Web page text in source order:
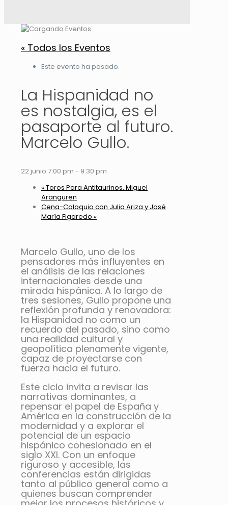
« Todos los Eventos
Este evento ha pasado.
La Hispanidad no
es nostalgia, es el
pasaporte al futuro.
Marcelo Gullo.
22 junio 7:00 pm - 9:30 pm
« Toros Para Antitaurinos. Miguel
Aranguren
Cena-Coloquio con Julio Ariza y José
María Figaredo »
Marcelo Gullo, uno de los
pensadores más influyentes en
el análisis de las relaciones
internacionales desde una
mirada hispánica. A lo largo de
tres sesiones, Gullo propone una
reflexión profunda y renovadora:
la Hispanidad no como un
recuerdo del pasado, sino como
una realidad cultural y
geopolítica plenamente vigente,
capaz de proyectarse con
fuerza hacia el futuro.
Este ciclo invita a revisar las
narrativas dominantes, a
repensar el papel de España y
América en la construcción de la
modernidad y a explorar el
potencial de un espacio
hispánico cohesionado en el
siglo XXI. Con un enfoque
riguroso y accesible, las
conferencias están dirigidas
tanto al público general como a
quienes buscan comprender